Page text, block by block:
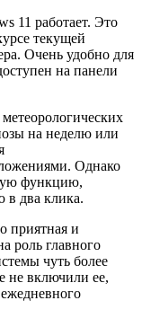
11 работает. Это
текущей
Очень удобно для
на панели
на неделю или
Однако
функцию,
в два клика.
приятная и
роль главного
чуть более
включили ее,